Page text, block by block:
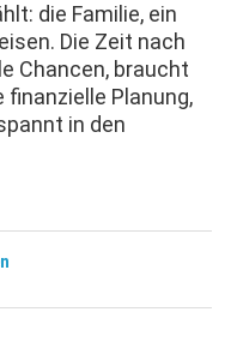
die Familie, ein
Die Zeit nach
Chancen, braucht
Planung,
in den